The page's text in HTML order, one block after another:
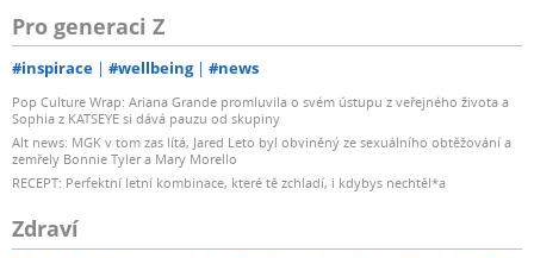
Pro generaci Z
#inspirace #wellbeing #news
Pop Culture Wrap: Ariana Grande promluvila o svém ústupu z veřejného života a
Sophia z KATSEYE si dává pauzu od skupiny
Alt news: MGK v tom zas lítá, Jared Leto byl obviněný ze sexuálního obtěžování a
zemřely Bonnie Tyler a Mary Morello
RECEPT: Perfektní letní kombinace, které tě zchladí, i kdybys nechtěl*a
Zdraví